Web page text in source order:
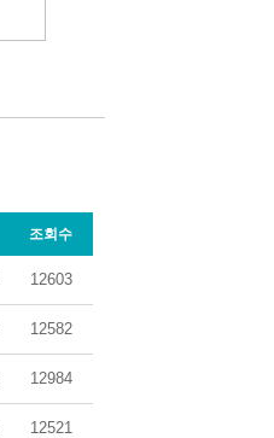
조회수
12603
12582
12984
12521